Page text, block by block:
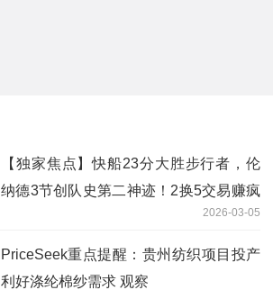
【独家焦点】快船23分大胜步行者，伦
纳德3节创队史第二神迹！2换5交易赚疯
2026-03-05
PriceSeek重点提醒：贵州纺织项目投产
利好涤纶棉纱需求 观察